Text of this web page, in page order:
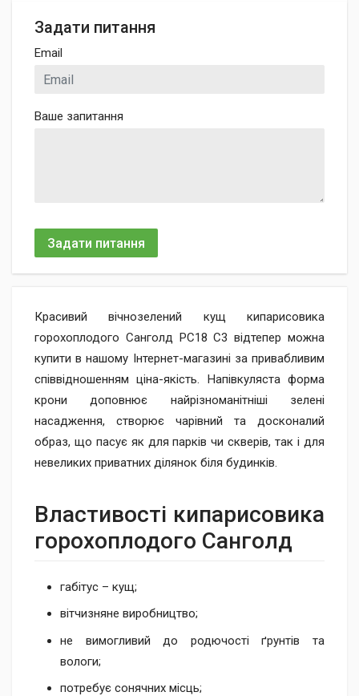
Задати питання
Email
Ваше запитання
Задати питання
Красивий вічнозелений кущ кипарисовика
горохоплодого Санголд РС18 С3 відтепер можна
купити в нашому Інтернет-магазині за привабливим
співвідношенням ціна-якість. Напівкуляста форма
крони доповнює найрізноманітніші зелені
насадження, створює чарівний та досконалий
образ, що пасує як для парків чи скверів, так і для
невеликих приватних ділянок біля будинків.
Властивості кипарисовика
горохоплодого Санголд
габітус – кущ;
вітчизняне виробництво;
не вимогливий до родючості ґрунтів та
вологи;
потребує сонячних місць;